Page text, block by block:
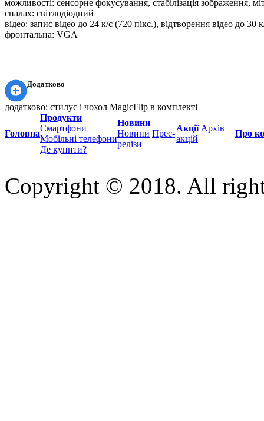
можливості: сенсорне фокусування, стабілізація зображення,
спалах: світлодіодний
відео: запис відео до 24 к/с (720 пікс.), відтворення відео до 30
фронтальна: VGA
Додатково
додатково: стилус і чохол MagicFlip в комплекті
Головна
Продукти
Смартфони
Мобільні телефони
Де купити?
Новини
Новини Прес-
релізи
Акції Архів
акцій
Про
Copyright © 2018. All